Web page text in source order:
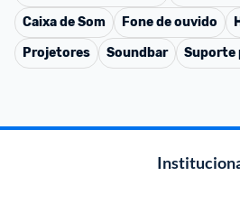
Caixa de Som
Fone de ouvido
Projetores
Soundbar Suporte